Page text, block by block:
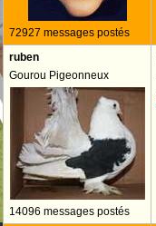
72927 messages postés
ruben
Gourou Pigeonneux
14096 messages postés